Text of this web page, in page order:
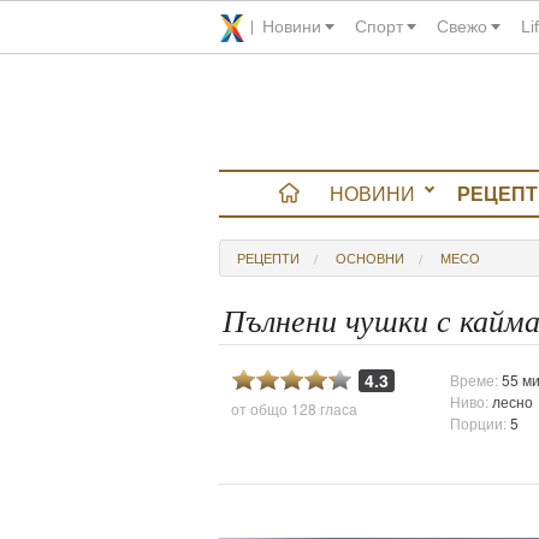
Новини Спорт Свежо
НОВИНИ
РЕЦЕПТИ ОСНОВНИ МЕСО
Пълнени чушки с кайма
4.3
от общо 128 гласа
Време:55
Ниво: лесно
Порции:5